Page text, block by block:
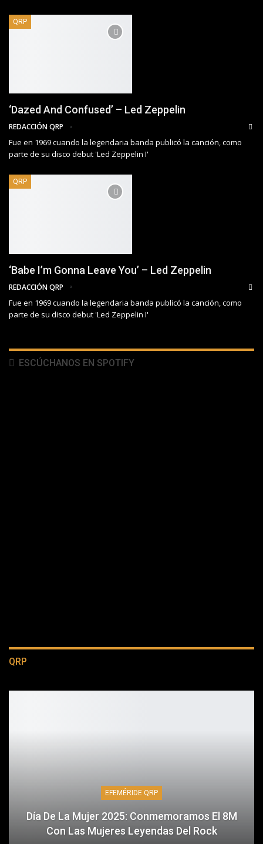
QRP
‘Dazed And Confused’ – Led Zeppelin
REDACCIÓN QRP
Fue en 1969 cuando la legendaria banda publicó la canción, como
parte de su disco debut 'Led Zeppelin I'
QRP
‘Babe I’m Gonna Leave You’ – Led Zeppelin
REDACCIÓN QRP
Fue en 1969 cuando la legendaria banda publicó la canción, como
parte de su disco debut 'Led Zeppelin I'
ESCÚCHANOS EN SPOTIFY
QRP
EFEMÉRIDE QRP
Día De La Mujer 2025: Conmemoramos El 8M
Con Las Mujeres Leyendas Del Rock